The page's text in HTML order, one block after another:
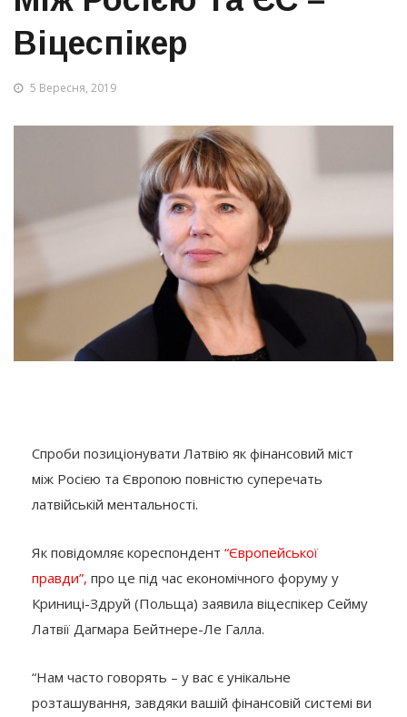
Віцеспікер
5 Вересня, 2019
Спроби позиціонувати Латвію як фінансовий міст
між Росією та Європою повністю суперечать
латвійській ментальності.
Як повідомляє кореспондент “Європейської
правди”, про це під час економічного форуму у
Криниці-Здруй (Польща) заявила віцеспікер Сейму
Латвії Дагмара Бейтнере-Ле Галла.
“Нам часто говорять – у вас є унікальне
розташування, завдяки вашій фінансовій системі ви